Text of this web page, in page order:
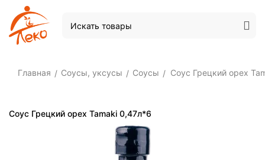
Главная / Соусы, уксусы / Соусы / Соус Грецкий орех
Соус Грецкий орех Tamaki 0,47л*6